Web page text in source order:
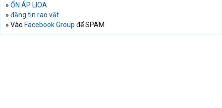
» ỔN ÁP LIOA
» đăng tin rao vặt
» Vào Facebook Group để SPAM